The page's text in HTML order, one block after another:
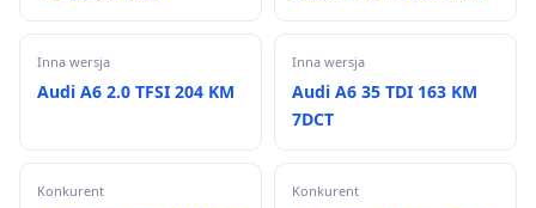
Inna wersja
Audi A6 2.0 TFSI 204 KM
Inna wersja
Audi A6 35 TDI 163 KM
7DCT
Konkurent Konkurent